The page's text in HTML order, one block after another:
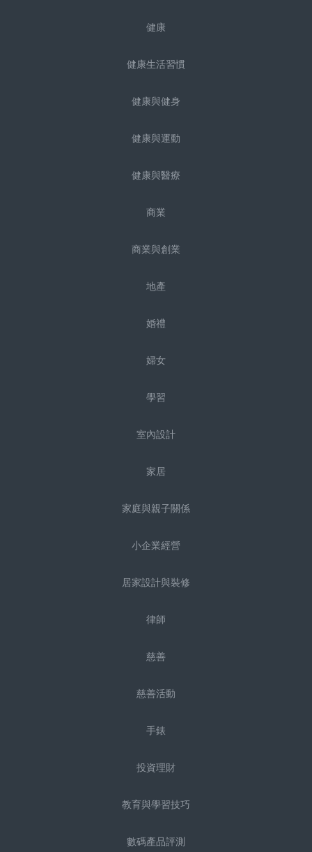
健康
健康生活習慣
健康與健身
健康與運動
健康與醫療
商業
商業與創業
地產
婚禮
婦女
學習
室內設計
家居
家庭與親子關係
小企業經營
居家設計與裝修
律師
慈善
慈善活動
手錶
投資理財
教育與學習技巧
數碼產品評測